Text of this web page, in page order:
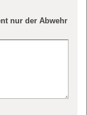
nur der Abwehr